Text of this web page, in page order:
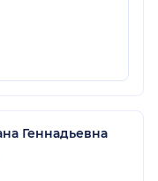
Геннадьевна